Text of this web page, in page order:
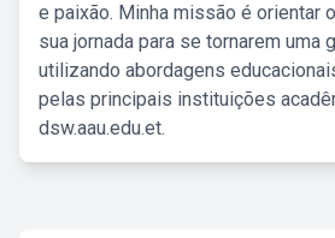
e paixão. Minha missão é orientar
sua jornada para se tornarem uma
utilizando abordagens
pelas principais instituições
dsw.aau.edu.et.